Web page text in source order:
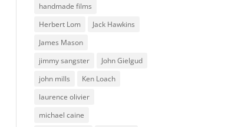
handmade films
Herbert Lom
Jack Hawkins
James Mason
jimmy sangster
John Gielgud
john mills
Ken Loach
laurence olivier
michael caine